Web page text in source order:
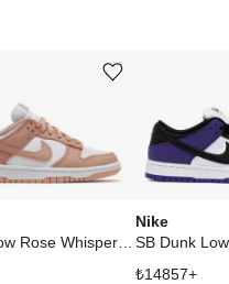
Ürünü istek listesine ekle veya listeden çıkar
Nike
SB Dunk
₺14857+